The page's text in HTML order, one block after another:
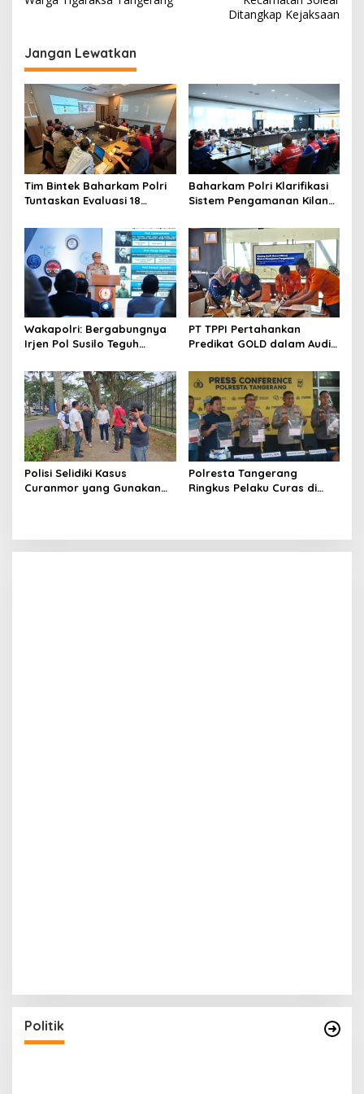
g
a
s
i
p
o
s
Ditangkap Kejaksaan
Jangan Lewatkan
Tim Bintek Baharkam Polri
Tuntaskan Evaluasi 18
Pertamina Jabar
Baharkam Polri Klarifikasi
Sistem Pengamanan Kilang
Wakapolri: Bergabungnya
Irjen Pol Susilo Teguh
Nasional Pusat Studi
Kepolisian
PT TPPI Pertahankan
Predikat GOLD dalam Audit
Polisi Selidiki Kasus
Curanmor yang Gunakan
Polresta Tangerang
Ringkus Pelaku Curas di
Politik